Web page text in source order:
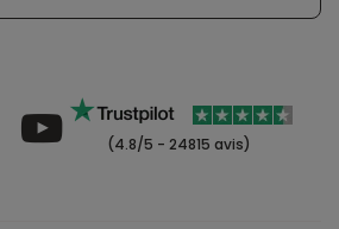
(4.8/5 - 24815 avis)